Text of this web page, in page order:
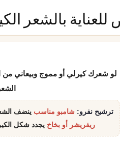
بالشعر
لو شعرك كيرلي أو مموج وبيعاني من
ترشيح نفرو: شامبو مناسب ينضف
ريفريشر أو بخاخ يجدد شكل